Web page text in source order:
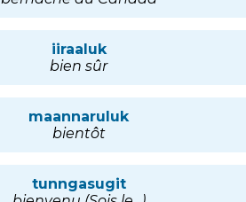
iiraaluk
bien sûr
maannaruluk
bientôt
tunngasugit